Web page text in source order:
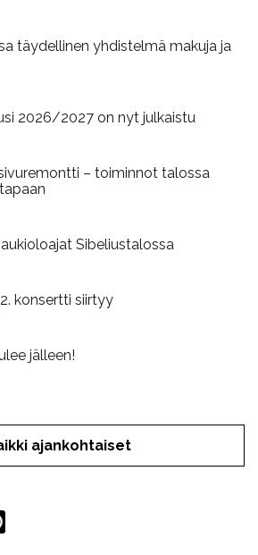
täydellinen yhdistelmä makuja ja
2026/2027 on nyt julkaistu
– toiminnot talossa
Sibeliustalossa
konsertti siirtyy
jälleen!
ajankohtaiset